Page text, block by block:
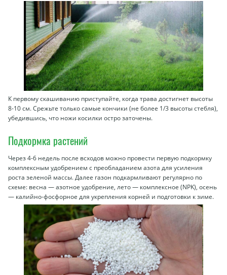
К первому скашиванию приступайте, когда трава достигнет высоты
8-10 см. Срежьте только самые кончики (не более 1/3 высоты стебля),
убедившись, что ножи косилки остро заточены.
Подкормка растений
Через 4-6 недель после всходов можно провести первую подкормку
комплексным удобрением с преобладанием азота для усиления
роста зеленой массы. Далее газон подкармливают регулярно по
схеме: весна — азотное удобрение, лето — комплексное (NPK), осень
— калийно-фосфорное для укрепления корней и подготовки к зиме.